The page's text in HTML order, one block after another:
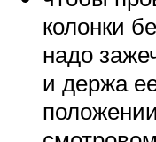
колонки
надо
и держа